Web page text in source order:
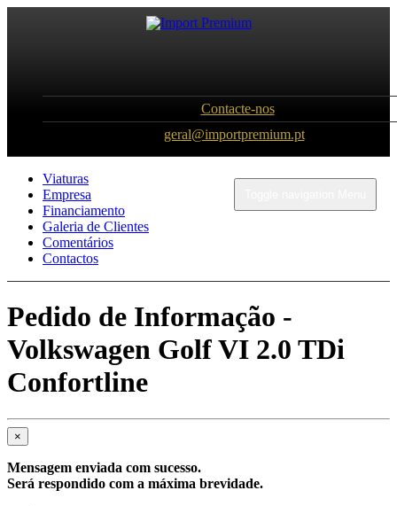
Contacte-nos
geral@importpremium.pt
Viaturas
Empresa
Financiamento
Galeria de Clientes
Comentários
Contactos
Pedido de Informação -
Volkswagen Golf VI 2.0 TDi
Confortline
×
Mensagem enviada com sucesso.
Será respondido com a máxima brevidade.